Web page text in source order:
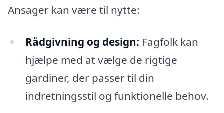
Ansager kan være til nytte:
Rådgivning og design: Fagfolk kan
hjælpe med at vælge de rigtige
gardiner, der passer til din
indretningsstil og funktionelle behov.